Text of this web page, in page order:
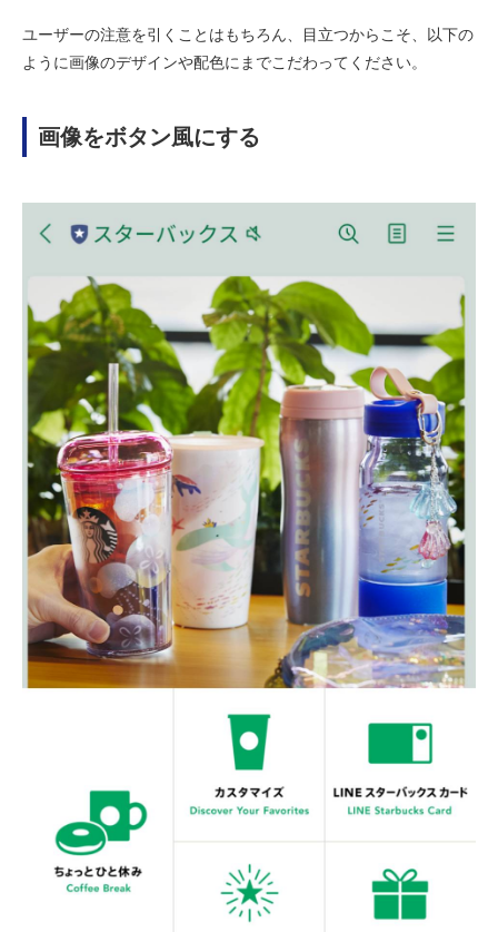
ユーザーの注意を引くことはもちろん、目立つからこそ、以下の
ように画像のデザインや配色にまでこだわってください。
画像をボタン風にする